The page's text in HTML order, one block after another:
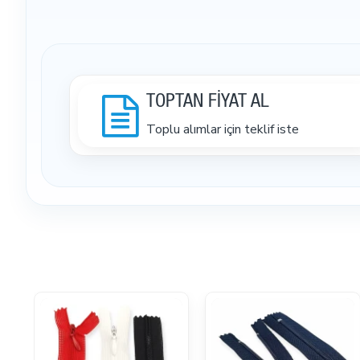
TOPTAN FİYAT AL
Toplu alımlar için teklif iste